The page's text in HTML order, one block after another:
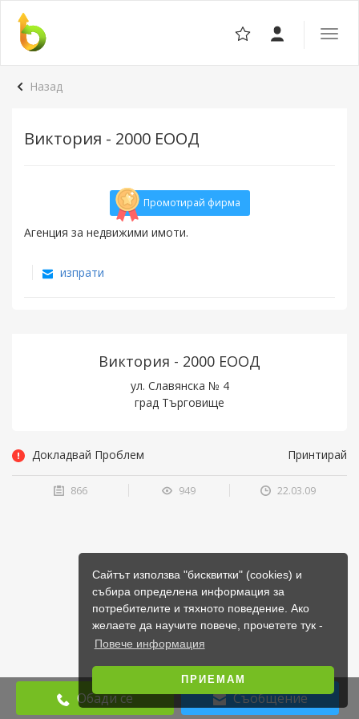
Сайтът използва "бисквитки" (cookies) и
събира определена информация за
потребителите и тяхното поведение. Ако
желаете да научите повече, прочетете тук -
Повече информация
ПРИЕМАМ
Назад
Виктория - 2000 ЕООД
Промотирай фирма
Агенция за недвижими имоти.
изпрати
Виктория - 2000 ЕООД
ул. Славянска № 4
град Търговище
Обади се Съобщение
Докладвай Проблем Принтирай
866 949 22.03.09